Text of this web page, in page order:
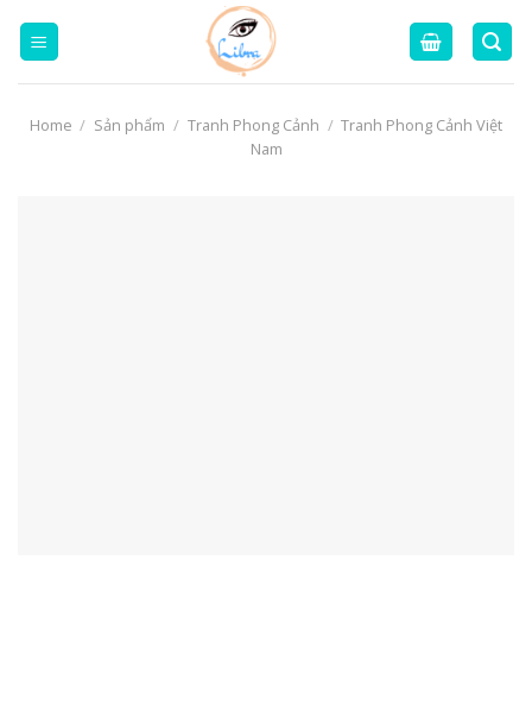
Home / Sản phẩm / Tranh Phong Cảnh / Tranh Phong Cảnh Việt
Nam